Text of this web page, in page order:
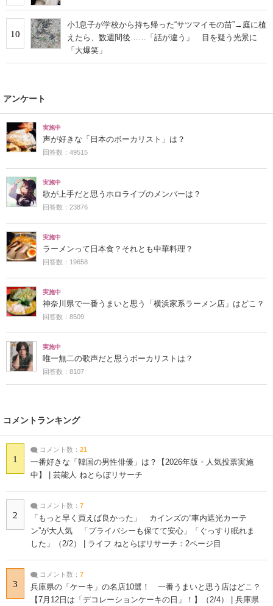
10
小1息子が学校から持ち帰った“サツマイモの苗”→庭に植
えたら、数週間後……「話が違う」 目を疑う光景に
「大爆笑」
アンケート
実施中
声が好きな「日本のボーカリスト」は？
回答数：49515
実施中
歌が上手だと思うホロライブのメンバーは？
回答数：23876
実施中
ラーメンって日本食？それとも中華料理？
回答数：19658
実施中
神奈川県で一番うまいと思う「横浜家系ラーメン店」はどこ？
回答数：8509
実施中
唯一無二の歌声だと思うボーカリストは？
回答数：8107
コメントランキング
1
コメント数： 21
一番好きな「韓国の男性俳優」は？【2026年版・人気投票実施
中】 | 芸能人 ねとらぼリサーチ
2
コメント数： 7
「もっと早く買えば良かった」 カインズの“車内遮光カーテ
ン”が大人気 「プライバシーも保てて安心」「ぐっすり眠れま
した」（2/2） | ライフ ねとらぼリサーチ：2ページ目
3
コメント数： 7
兵庫県の「ケーキ」の名店10選！ 一番うまいと思う店はどこ？
【7月12日は「デコレーションケーキの日」！】（2/4） | 兵庫県